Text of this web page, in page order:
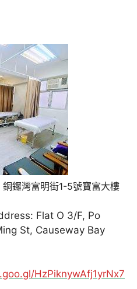
鑼灣富明街1-5號寶富大樓
Flat O 3/F, Po
St, Causeway Bay
HzPiknywAfj1yrNx7